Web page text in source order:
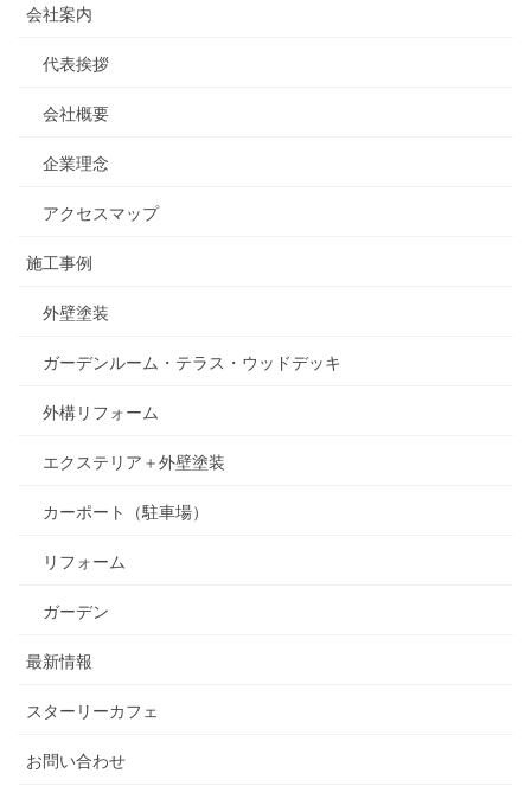
会社案内
代表挨拶
会社概要
企業理念
アクセスマップ
施工事例
外壁塗装
ガーデンルーム・テラス・ウッドデッキ
外構リフォーム
エクステリア＋外壁塗装
カーポート（駐車場）
リフォーム
ガーデン
最新情報
スターリーカフェ
お問い合わせ